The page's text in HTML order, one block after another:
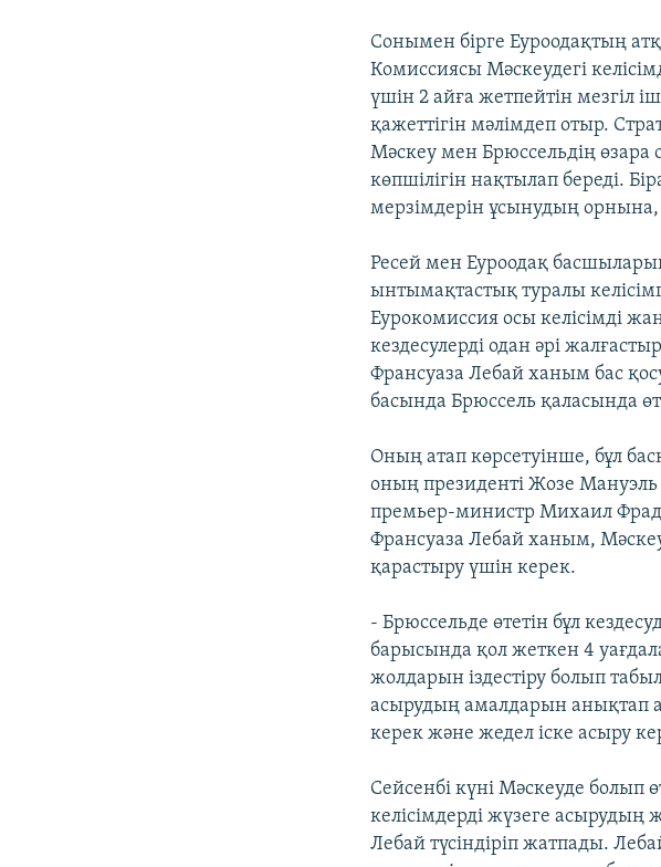
Сонымен бірге Еуроодақтың
Комиссиясы Мәскеудегі
үшін 2 айға жетпейтін мезгіл
қажеттігін мәлімдеп отыр.
Мәскеу мен Брюссельдің өзара
көпшілігін нақтылап береді.
мерзімдерін ұсынудың
Ресей мен Еуроодақ
ынтымақтастық туралы
Еурокомиссия осы келісімді
кездесулерді одан әрі
Франсуаза Лебай ханым бас
басында Брюссель қаласында
Оның атап көрсетуінше, бұл
оның президенті Жозе Мануэль
премьер-министр Михаил
Франсуаза Лебай ханым,
қарастыру үшін керек.
- Брюссельде өтетін бұл
барысында қол жеткен 4
жолдарын іздестіру болып
асырудың амалдарын анықтап
керек және жедел іске асыру
Сейсенбі күні Мәскеуде болып
келісімдерді жүзеге
Лебай түсіндіріп жатпады.